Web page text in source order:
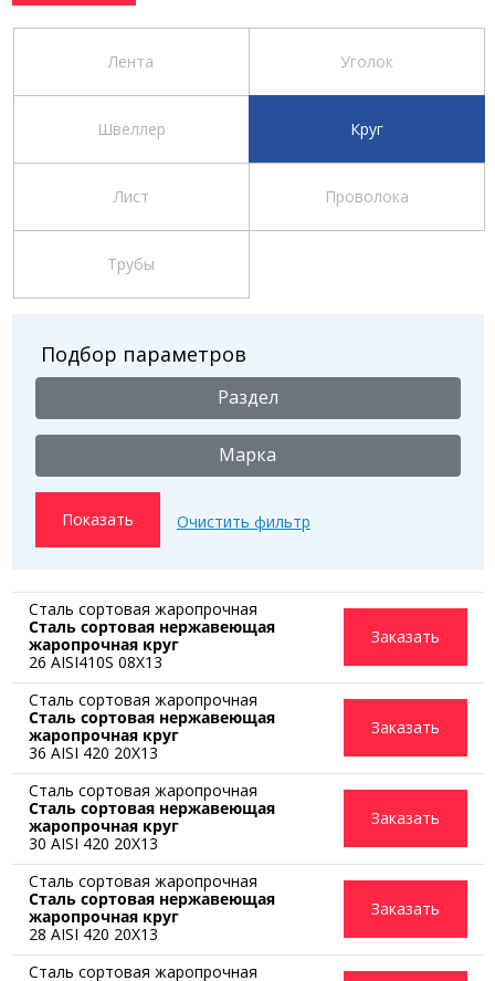
Лента Уголок
Швеллер Круг
Лист Проволока
Трубы
Подбор параметров
Раздел
Марка
Сталь сортовая жаропрочная
Сталь сортовая нержавеющая
жаропрочная круг
26 AISI410S 08Х13
Заказать
Сталь сортовая жаропрочная
Сталь сортовая нержавеющая
жаропрочная круг
36 AISI 420 20Х13
Заказать
Сталь сортовая жаропрочная
Сталь сортовая нержавеющая
жаропрочная круг
30 AISI 420 20Х13
Заказать
Сталь сортовая жаропрочная
Сталь сортовая нержавеющая
жаропрочная круг
28 AISI 420 20Х13
Заказать
Сталь сортовая жаропрочная